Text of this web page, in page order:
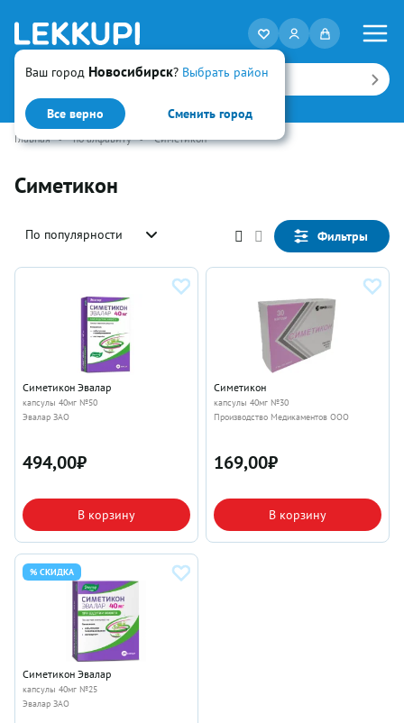
Ваш город Новосибирск? Выбрать район
Все верно Сменить город
Искать
Главная • по алфавиту • Симетикон
Симетикон
По популярности Фильтры
Симетикон Эвалар
капсулы 40мг №50
Эвалар ЗАО
494,00₽
В корзину
Симетикон
капсулы 40мг №30
Производство Медикаментов ООО
169,00₽
В корзину
% СКИДКА
Симетикон Эвалар
капсулы 40мг №25
Эвалар ЗАО